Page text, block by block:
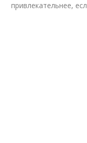
привлекательнее,